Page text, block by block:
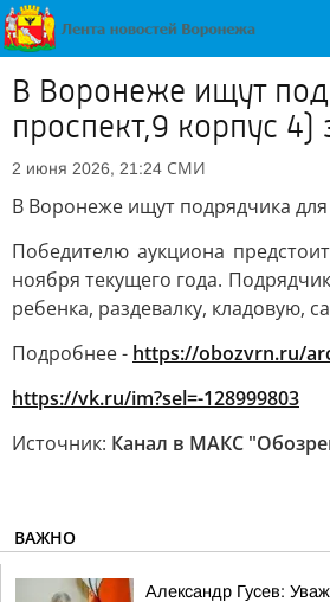
В Воронеже ищут
проспект,9 корпус 4)
2 июня 2026, 21:24 СМИ
В Воронеже ищут подрядчика
Победителю аукциона
ноября текущего года.
ребенка, раздевалку, кладовую,
Подробнее - https://obozvrn.ru/
https://vk.ru/im?sel=-128999803
Источник: Канал в МАКС
ВАЖНО
Александр Гусев: